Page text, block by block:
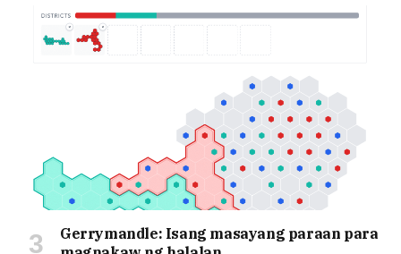
Gerrymandle: Isang masayang paraan para